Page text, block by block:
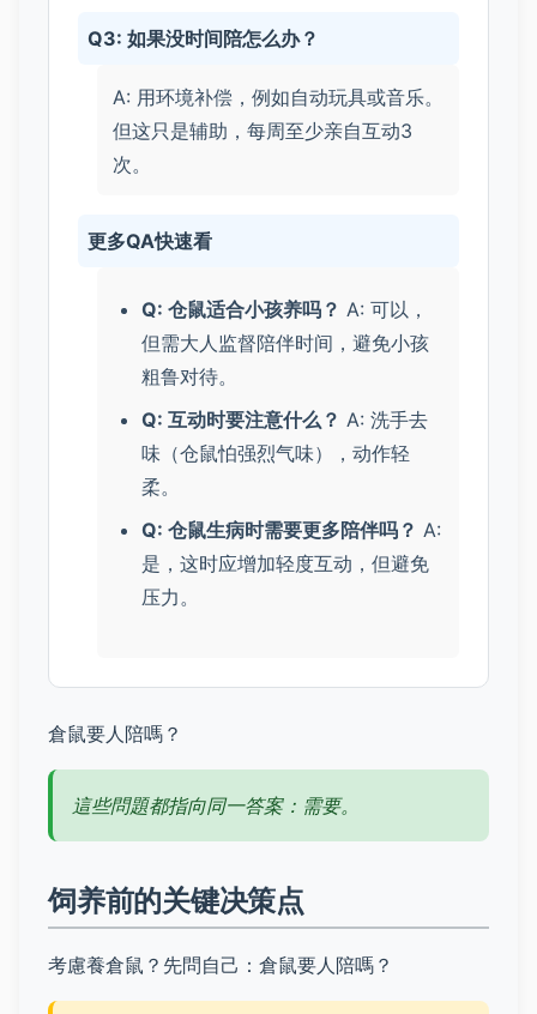
Q3: 如果没时间陪怎么办？
A: 用环境补偿，例如自动玩具或音乐。
但这只是辅助，每周至少亲自互动3
次。
更多QA快速看
Q: 仓鼠适合小孩养吗？ A: 可以，
但需大人监督陪伴时间，避免小孩
粗鲁对待。
Q: 互动时要注意什么？ A: 洗手去
味（仓鼠怕强烈气味），动作轻
柔。
Q: 仓鼠生病时需要更多陪伴吗？ A:
是，这时应增加轻度互动，但避免
压力。
倉鼠要人陪嗎？
這些問題都指向同一答案：需要。
饲养前的关键决策点
考慮養倉鼠？先問自己：倉鼠要人陪嗎？